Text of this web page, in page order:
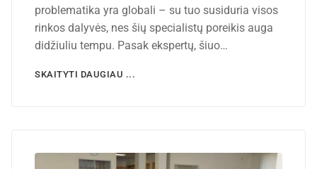
problematika yra globali – su tuo susiduria visos
rinkos dalyvės, nes šių specialistų poreikis auga
didžiuliu tempu. Pasak ekspertų, šiuo…
SKAITYTI DAUGIAU ...